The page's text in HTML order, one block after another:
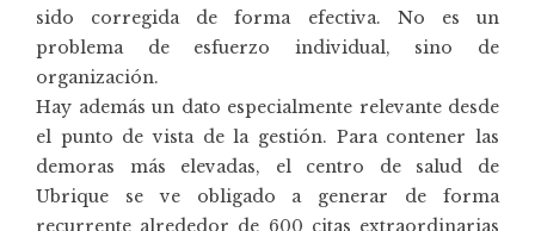
sido corregida de forma efectiva. No es un
problema de esfuerzo individual, sino de
organización.
Hay además un dato especialmente relevante desde
el punto de vista de la gestión. Para contener las
demoras más elevadas, el centro de salud de
Ubrique se ve obligado a generar de forma
recurrente alrededor de 600 citas extraordinarias